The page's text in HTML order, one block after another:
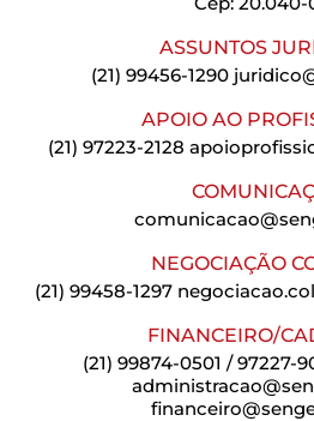
ASSUNTOS
(21) 99456-1290
APOIO AO
(21) 97223-2128
NEGOCIAÇÃO
(21) 99458-1297
FINANCEIRO/
(21) 99874-0501 / 97227-